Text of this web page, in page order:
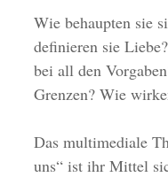
Wie behaupten sie
definieren sie
bei all den
Grenzen? Wie
Das multimediale
uns“ ist ihr Mittel